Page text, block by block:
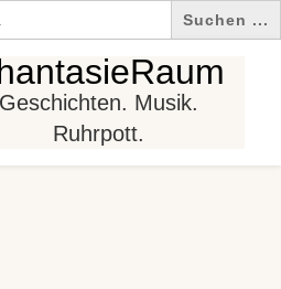
Geschichten. Musik.
Ruhrpott.